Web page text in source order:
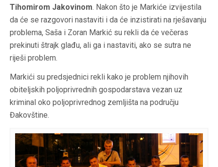
Tihomirom Jakovinom. Nakon što je Markiće izvijestila
da će se razgovori nastaviti i da će inzistirati na rješavanju
problema, Saša i Zoran Markić su rekli da će večeras
prekinuti štrajk glađu, ali ga i nastaviti, ako se sutra ne
riješi problem.
Markići su predsjednici rekli kako je problem njihovih
obiteljskih poljoprivrednih gospodarstava vezan uz
kriminal oko poljoprivrednog zemljišta na području
Đakovštine.